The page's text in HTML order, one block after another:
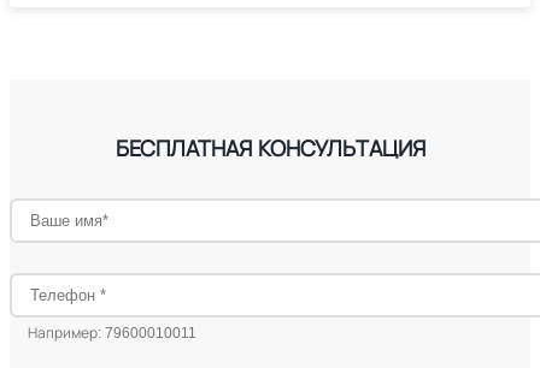
БЕСПЛАТНАЯ КОНСУЛЬТАЦИЯ
Например: 79600010011